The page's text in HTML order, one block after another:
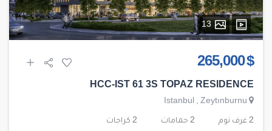
13
$ 265,000
HCC-IST 61 3S TOPAZ RESIDENCE
Istanbul , Zeytınburnu
2 غرف نوم 2 حمامات 2 كراجات